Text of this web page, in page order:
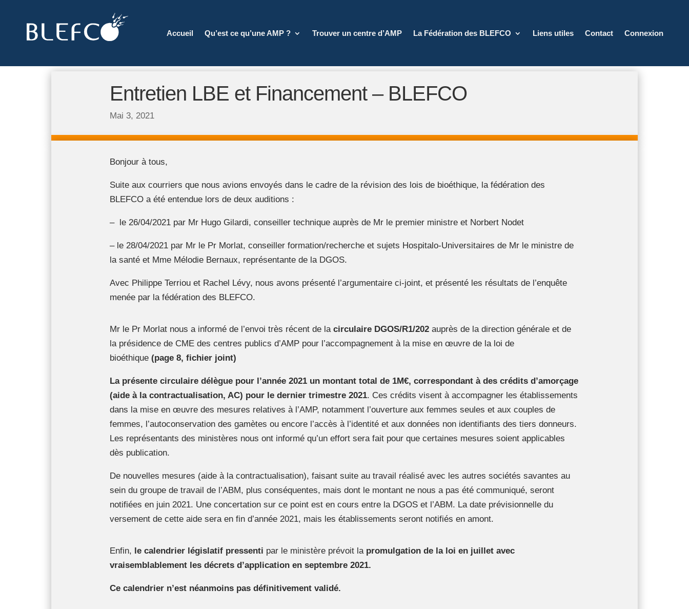
Accueil Qu’est ce qu’une AMP ? Trouver un centre d’AMP La Fédération des BLEFCO Liens utiles Contact Connexion
Entretien LBE et Financement – BLEFCO
Mai 3, 2021
Bonjour à tous,
Suite aux courriers que nous avions envoyés dans le cadre de la révision des lois de bioéthique, la fédération des
BLEFCO a été entendue lors de deux auditions :
– le 26/04/2021 par Mr Hugo Gilardi, conseiller technique auprès de Mr le premier ministre et Norbert Nodet
– le 28/04/2021 par Mr le Pr Morlat, conseiller formation/recherche et sujets Hospitalo-Universitaires de Mr le ministre de
la santé et Mme Mélodie Bernaux, représentante de la DGOS.
Avec Philippe Terriou et Rachel Lévy, nous avons présenté l’argumentaire ci-joint, et présenté les résultats de l’enquête
menée par la fédération des BLEFCO.
Mr le Pr Morlat nous a informé de l’envoi très récent de la circulaire DGOS/R1/202 auprès de la direction générale et de
la présidence de CME des centres publics d’AMP pour l’accompagnement à la mise en œuvre de la loi de
bioéthique (page 8, fichier joint)
La présente circulaire délègue pour l’année 2021 un montant total de 1M€, correspondant à des crédits d’amorçage
(aide à la contractualisation, AC) pour le dernier trimestre 2021. Ces crédits visent à accompagner les établissements
dans la mise en œuvre des mesures relatives à l’AMP, notamment l’ouverture aux femmes seules et aux couples de
femmes, l’autoconservation des gamètes ou encore l’accès à l’identité et aux données non identifiants des tiers donneurs.
Les représentants des ministères nous ont informé qu’un effort sera fait pour que certaines mesures soient applicables
dès publication.
De nouvelles mesures (aide à la contractualisation), faisant suite au travail réalisé avec les autres sociétés savantes au
sein du groupe de travail de l’ABM, plus conséquentes, mais dont le montant ne nous a pas été communiqué, seront
notifiées en juin 2021. Une concertation sur ce point est en cours entre la DGOS et l’ABM. La date prévisionnelle du
versement de cette aide sera en fin d’année 2021, mais les établissements seront notifiés en amont.
Enfin, le calendrier législatif pressenti par le ministère prévoit la promulgation de la loi en juillet avec
vraisemblablement les décrets d’application en septembre 2021.
Ce calendrier n’est néanmoins pas définitivement validé.